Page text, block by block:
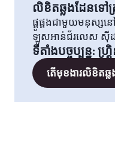
លិខិតឆ្លងដែនទៅ
ផ្គូផ្គងជាមួយមនុស្ស
ឡូសអាន់ជ័រលេស ស៊ី
ទីតាំងបច្ចុប្បន្ន: ហ្គ្
តើមុខងារលិខិតឆ្ល